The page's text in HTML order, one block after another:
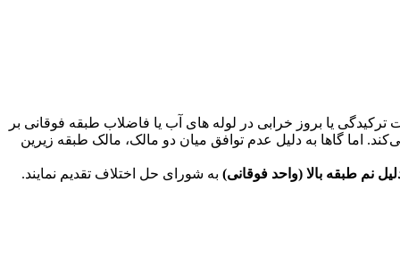
یا بروز خرابی در لوله های آب یا فاضلاب طبقه فوقانی بر
اما گاها به دلیل عدم توافق میان دو مالک، مالک طبقه زیرین
نم طبقه بالا (واحد فوقانی) به شورای حل اختلاف تقدیم نمایند.